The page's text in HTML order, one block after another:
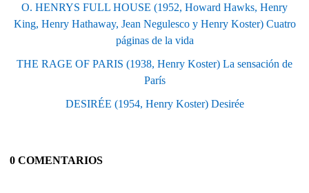
O. HENRYS FULL HOUSE (1952, Howard Hawks, Henry
King, Henry Hathaway, Jean Negulesco y Henry Koster) Cuatro
páginas de la vida
THE RAGE OF PARIS (1938, Henry Koster) La sensación de
París
DESIRÉE (1954, Henry Koster) Desirée
0 COMENTARIOS